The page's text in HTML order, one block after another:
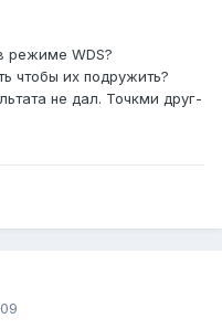
режиме WDS?
чтобы их подружить?
не дал. Точкми друг-